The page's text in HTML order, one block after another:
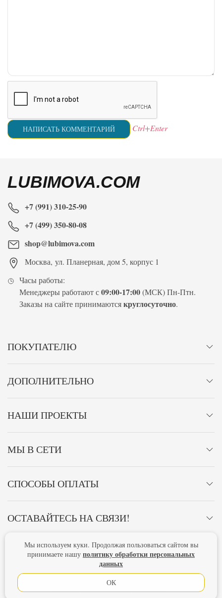
Ctrl+Enter
LUBIMOVA.COM
+7 (991) 310-25-90
+7 (499) 350-80-08
shop@lubimova.com
Москва, ул. Планерная, дом 5, корпус 1
Часы работы:
Менеджеры работают с09:00-17:00(МСК) Пн-Птн.
Заказы на сайте принимаютсякруглосуточно.
ПОКУПАТЕЛЮ
ДОПОЛНИТЕЛЬНО
НАШИ ПРОЕКТЫ
МЫ В СЕТИ
СПОСОБЫ ОПЛАТЫ
ОСТАВАЙТЕСЬ НА СВЯЗИ!
Главная Политика конфиденциальности
Оферта
Новости
Мы используем куки. Продолжая пользоваться сайтом вы
принимаете нашу политику обработки персональных
данных
ОК